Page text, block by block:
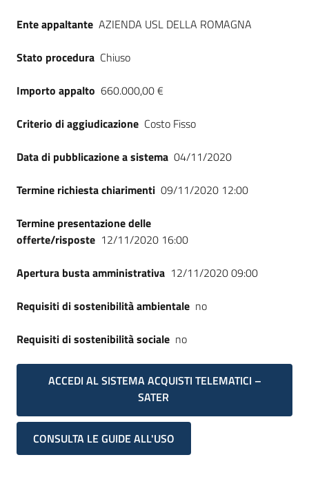
Ente appaltante AZIENDA USL DELLA ROMAGNA
Stato procedura Chiuso
Importo appalto 660.000,00 €
Criterio di aggiudicazione Costo Fisso
Data di pubblicazione a sistema 04/11/2020
Termine richiesta chiarimenti 09/11/2020 12:00
Termine presentazione delle
offerte/risposte 12/11/2020 16:00
Apertura busta amministrativa 12/11/2020 09:00
Requisiti di sostenibilità ambientale no
Requisiti di sostenibilità sociale no
ACCEDI AL SISTEMA ACQUISTI TELEMATICI –
SATER
CONSULTA LE GUIDE ALL'USO